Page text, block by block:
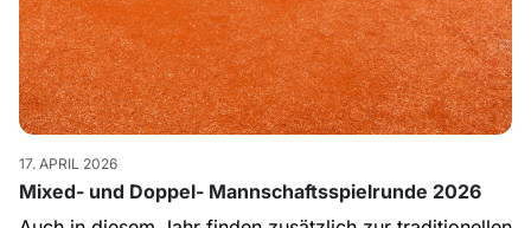
17. APRIL 2026
Mixed- und Doppel- Mannschaftsspielrunde 2026